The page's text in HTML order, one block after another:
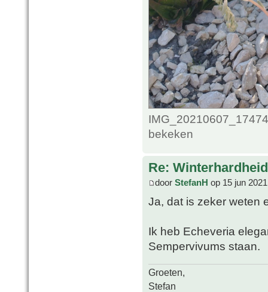
bekeken
Re:
door StefanH op 15 jun
Ja, dat is zeker weten
Ik heb Echeveria
Sempervivums staan.
Groeten,
Stefan